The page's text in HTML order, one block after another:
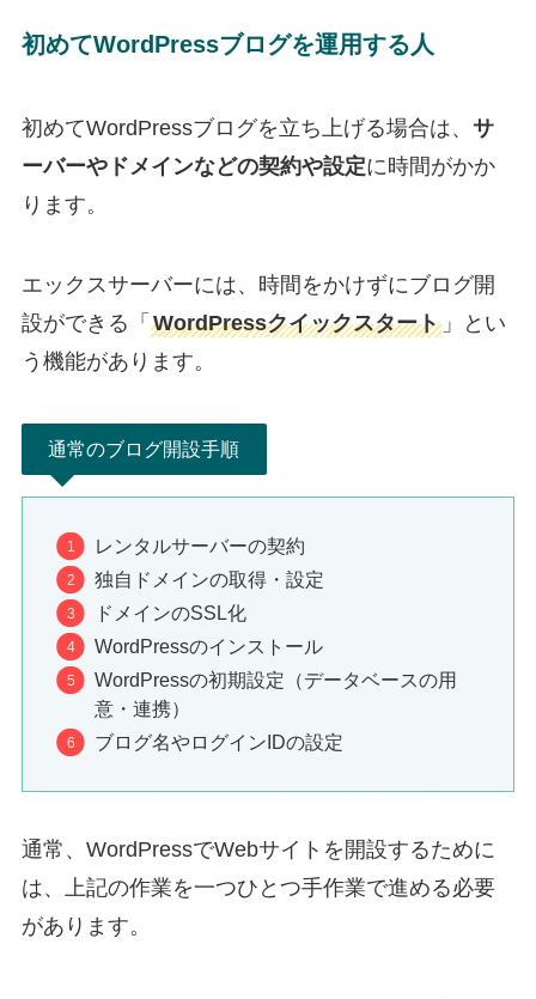
初めてWordPressブログを運用する人
初めてWordPressブログを立ち上げる場合は、 サ
ーバーやドメインなどの契約や設定に時間がかか
ります。
エックスサーバーには、時間をかけずにブログ開
設ができる「 WordPressクイックスタート」とい
う機能があります。
通常のブログ開設手順
レンタルサーバーの契約
独自ドメインの取得・設定
ドメインのSSL化
WordPressのインストール
WordPressの初期設定（データベースの用
意・連携）
ブログ名やログインIDの設定
通常、WordPressでWebサイトを開設するために
は、上記の作業を一つひとつ手作業で進める必要
があります。